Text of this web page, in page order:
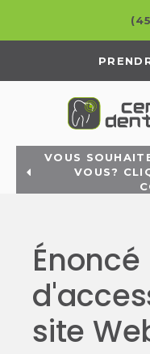
VOUS
VOUS?
Énoncé
site